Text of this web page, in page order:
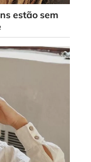
estão sem